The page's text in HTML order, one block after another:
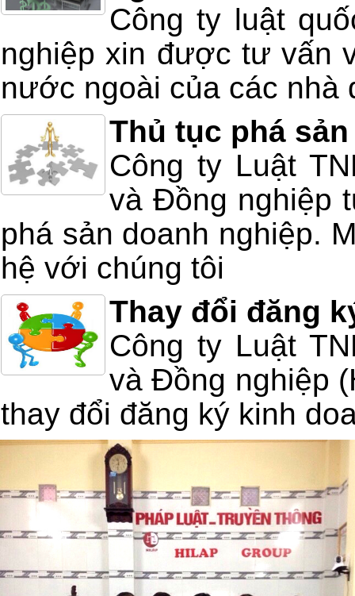
Công ty luật
nghiệp xin được tư vấn
nước ngoài của các nhà
Thủ tục phá
Công ty Luật
và Đồng nghiệp
phá sản doanh nghiệp.
hệ với chúng tôi
Thay đổi đăng
Công ty Luật
và Đồng nghiệp
thay đổi đăng ký kinh